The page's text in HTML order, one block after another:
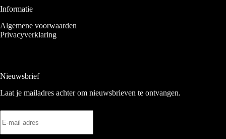
Informatie
Algemene voorwaarden
Privacyverklaring
Nieuwsbrief
Laat je mailadres achter om nieuwsbrieven te ontvangen.